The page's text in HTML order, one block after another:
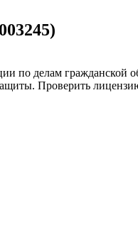
по делам
Проверить